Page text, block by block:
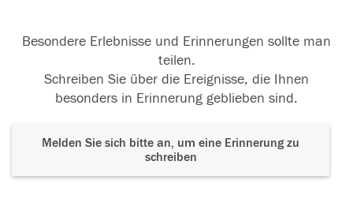
Besondere Erlebnisse und Erinnerungen sollte man
teilen.
Schreiben Sie über die Ereignisse, die Ihnen
besonders in Erinnerung geblieben sind.
Melden Sie sich bitte an, um eine Erinnerung zu
schreiben